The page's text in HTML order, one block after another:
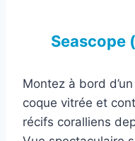
Seascope
Montez à bord
coque vitrée et
récifs coralliens